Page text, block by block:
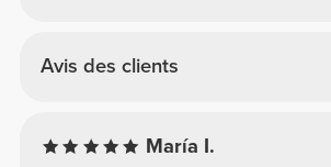
Avis des clients
María I.